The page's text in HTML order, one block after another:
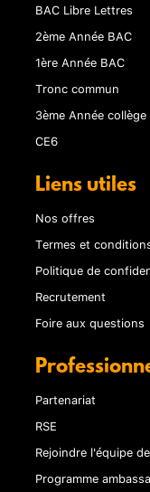
BAC Libre Lettres
2ème Année BAC
1ère Année BAC
Tronc commun
3ème Année collège
CE6
Liens utiles
Nos offres
Termes et
Politique de
Recrutement
Foire aux questions
Partenariat
RSE
Rejoindre l'équipe
Programme